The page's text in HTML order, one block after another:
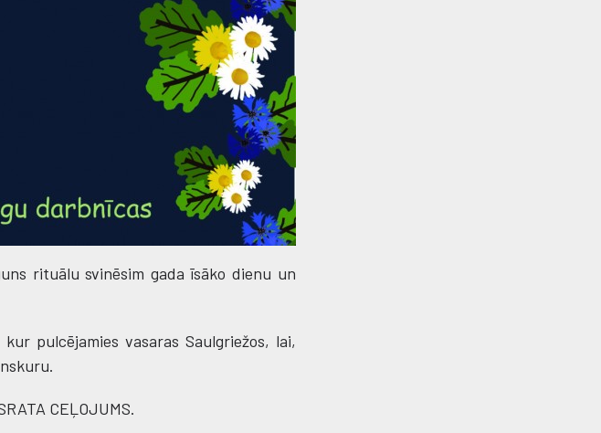
rituālu svinēsim gada īsāko dienu un
pulcējamies vasaras Saulgriežos, lai,
CEĻOJUMS.